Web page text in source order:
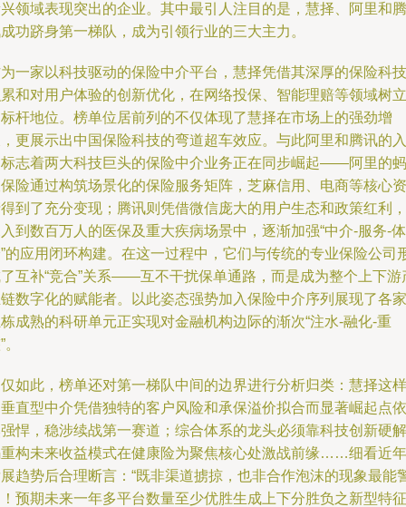
领域表现突出的企业。其中最引人注目的是，慧择、阿里和腾
功跻身第一梯队，成为引领行业的三大主力。
一家以科技驱动的保险中介平台，慧择凭借其深厚的保险科技
和对用户体验的创新优化，在网络投保、智能理赔等领域树立
杆地位。榜单位居前列的不仅体现了慧择在市场上的强劲增
更展示出中国保险科技的弯道超车效应。与此阿里和腾讯的入
志着两大科技巨头的保险中介业务正在同步崛起——阿里的蚂
险通过构筑场景化的保险服务矩阵，芝麻信用、电商等核心资
到了充分变现；腾讯则凭借微信庞大的用户生态和政策红利，
到数百万人的医保及重大疾病场景中，逐渐加强“中介-服务-体
的应用闭环构建。在这一过程中，它们与传统的专业保险公司
互补“竞合”关系——互不干扰保单通路，而是成为整个上下游
数字化的赋能者。以此姿态强势加入保险中介序列展现了各家
成熟的科研单元正实现对金融机构边际的渐次“注水-融化-重
如此，榜单还对第一梯队中间的边界进行分析归类：慧择这样
直型中介凭借独特的客户风险和承保溢价拟合而显著崛起点依
悍，稳涉续战第一赛道；综合体系的龙头必须靠科技创新硬解
构未来收益模式在健康险为聚焦核心处激战前缘……细看近年
趋势后合理断言：“既非渠道掳掠，也非合作泡沫的现象最能
预期未来一年多平台数量至少优胜生成上下分胜负之新型特征